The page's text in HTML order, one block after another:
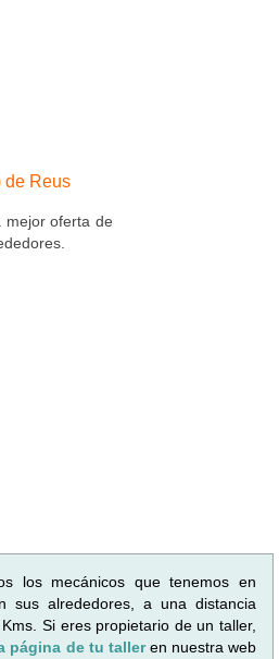
de Reus
mejor oferta de
los mecánicos que tenemos en
sus alrededores, a una distancia
Si eres propietario de un taller,
página de tu talleren nuestra web